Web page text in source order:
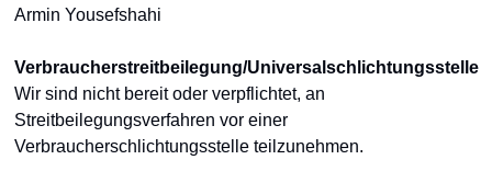
Armin Yousefshahi
Verbraucherstreitbeilegung/Universalschlichtungsstelle
Wir sind nicht bereit oder verpflichtet, an
Streitbeilegungsverfahren vor einer
Verbraucherschlichtungsstelle teilzunehmen.